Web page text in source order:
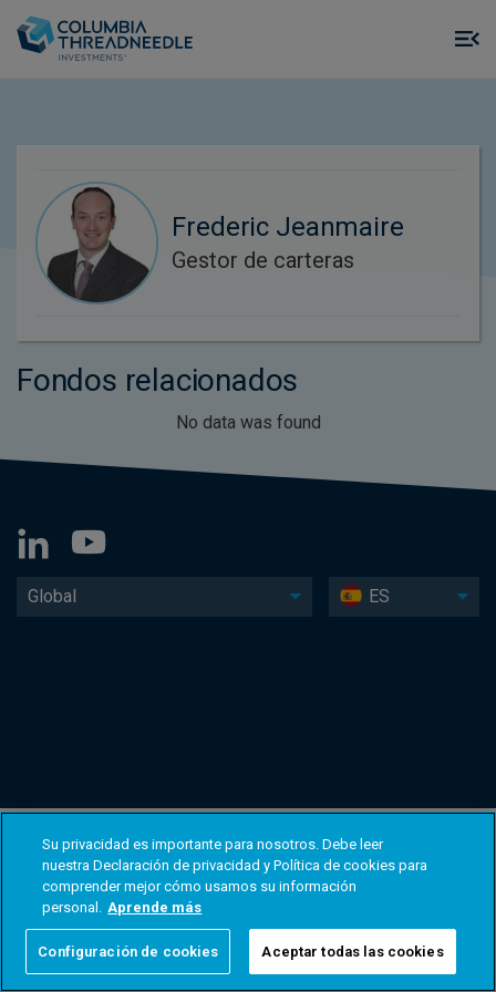
Frederic Jeanmaire
Gestor de carteras
Fondos relacionados
No data was found
Global ES
Su privacidad es importante para nosotros. Debe leer
nuestra Declaración de privacidad y Política de cookies para
comprender mejor cómo usamos su información
personal. Aprende más
Configuración de cookies Aceptar todas las cookies